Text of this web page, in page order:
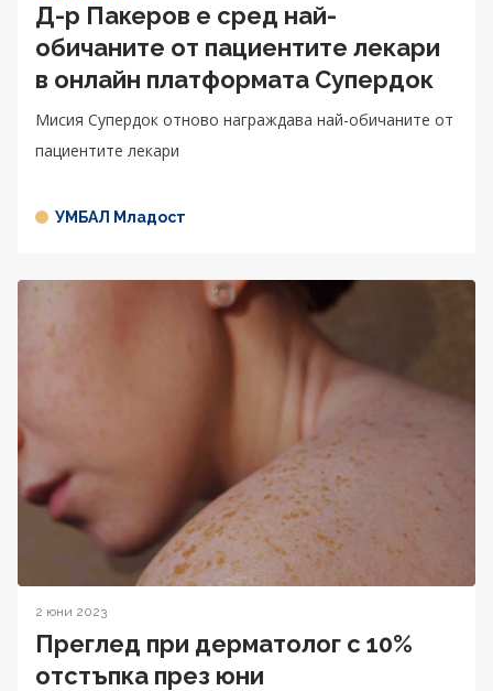
Д-р Пакеров е сред най-
обичаните от пациентите лекари
в онлайн платформата Супердок
Мисия Супердок отново награждава най-обичаните от
пациентите лекари
УМБАЛ Младост
2 юни 2023
Преглед при дерматолог с 10%
отстъпка през юни